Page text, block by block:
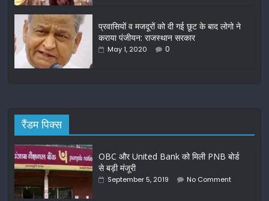
प्रवासियों व मजदूरों को दी गई छूट के बाद लोगो ने
कराया पंजीयन: राजस्थान सरकार
May 1, 2020 0
रैंडम पिक्स
OBC और United Bank को मिली PNB बोर्ड
से बड़ी मंजूरी
September 5, 2019 No Comment